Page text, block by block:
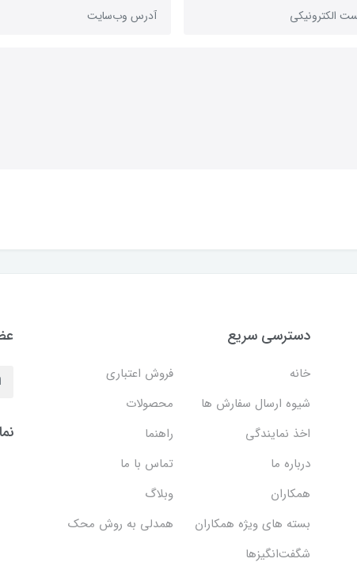
دسترسی سریع
خانه
فروش اعتباری
شیوه ارسال سفارش ها
محصولات
اخذ نمایندگی
راهنما
درباره ما
تماس با ما
همکاران
وبلاگ
بسته های ویژه همکاران
همدلی به روش محک
شگفت‌انگیزها